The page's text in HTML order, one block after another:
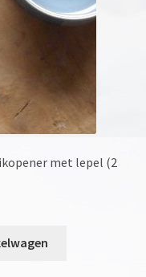
met lepel (2